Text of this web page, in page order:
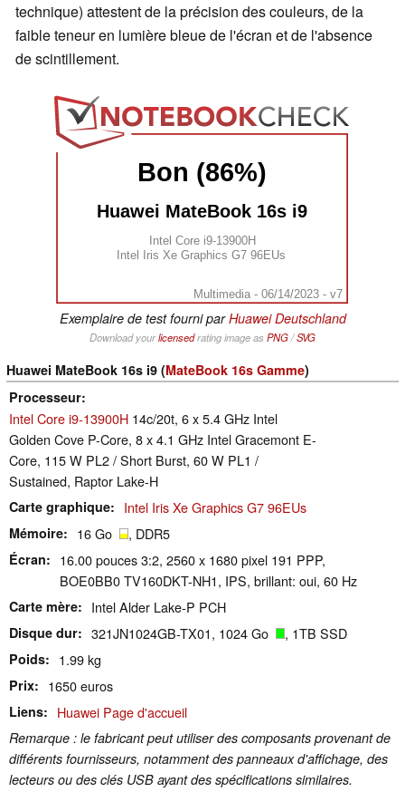
technique) attestent de la précision des couleurs, de la
faible teneur en lumière bleue de l'écran et de l'absence
de scintillement.
Bon (86%)
Huawei MateBook 16s i9
Intel Core i9-13900H
Intel Iris Xe Graphics G7 96EUs
Multimedia - 06/14/2023 - v7
Exemplaire de test fourni parHuawei Deutschland
Download yourlicensedrating image as PNG/SVG
Huawei MateBook 16s i9 (MateBook 16s Gamme)
Processeur
Intel Core i9-13900H 14c/20t, 6 x 5.4 GHz Intel
Golden Cove P-Core, 8 x 4.1 GHz Intel Gracemont E-
Core, 115 W PL2 / Short Burst, 60 W PL1 /
Sustained, Raptor Lake-H
Carte graphique Intel Iris Xe Graphics G7 96EUs
Mémoire 16 Go , DDR5
Écran
16.00 pouces 3:2, 2560 x 1680 pixel 191 PPP,
BOE0BB0 TV160DKT-NH1, IPS, brillant: oui, 60 Hz
Carte mère Intel Alder Lake-P PCH
Disque dur 321JN1024GB-TX01, 1024 Go , 1TB SSD
Poids 1.99 kg
Prix 1650 euros
Liens Huawei Page d'accueil
Remarque : le fabricant peut utiliser des composants provenant de
différents fournisseurs, notamment des panneaux d'affichage, des
lecteurs ou des clés USB ayant des spécifications similaires.